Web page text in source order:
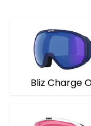
Bliz Charge